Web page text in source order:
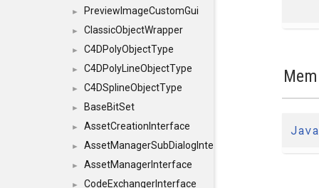
► PreviewImageCustomGui
► ClassicObjectWrapper
► C4DPolyObjectType
► C4DPolyLineObjectType
► C4DSplineObjectType
► BaseBitSet
► AssetCreationInterface
► AssetManagerSubDialogInterface
► AssetManagerInterface
► CodeExchangerInterface